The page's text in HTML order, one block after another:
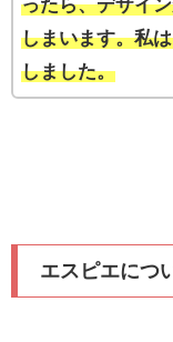
ったら、デザイ
しまいます。私
しました。
エスピエにつ